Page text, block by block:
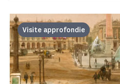
Visite approfondie